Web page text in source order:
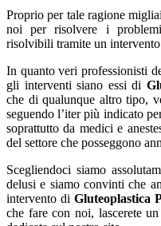
Proprio per tale ragione
noi per risolvere i
risolvibili tramite un
In quanto veri professionisti
gli interventi siano essi di
che di qualunque altro tipo,
seguendo l’iter più indicato
soprattutto da medici e
del settore che posseggono
Scegliendoci siamo
delusi e siamo convinti che
intervento di Gluteoplastica
che fare con noi, lascerete